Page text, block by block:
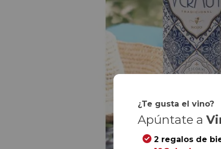
¿Te gusta el vino?
Apúntate a
2 regalos de